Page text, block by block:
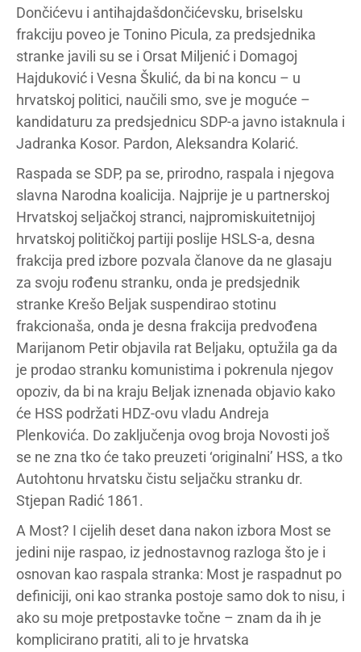
Dončićevu i antihajdašdončićevsku, briselsku
frakciju poveo je Tonino Picula, za predsjednika
stranke javili su se i Orsat Miljenić i Domagoj
Hajduković i Vesna Škulić, da bi na koncu – u
hrvatskoj politici, naučili smo, sve je moguće –
kandidaturu za predsjednicu SDP-a javno istaknula i
Jadranka Kosor. Pardon, Aleksandra Kolarić.
Raspada se SDP, pa se, prirodno, raspala i njegova
slavna Narodna koalicija. Najprije je u partnerskoj
Hrvatskoj seljačkoj stranci, najpromiskuitetnijoj
hrvatskoj političkoj partiji poslije HSLS-a, desna
frakcija pred izbore pozvala članove da ne glasaju
za svoju rođenu stranku, onda je predsjednik
stranke Krešo Beljak suspendirao stotinu
frakcionaša, onda je desna frakcija predvođena
Marijanom Petir objavila rat Beljaku, optužila ga da
je prodao stranku komunistima i pokrenula njegov
opoziv, da bi na kraju Beljak iznenada objavio kako
će HSS podržati HDZ-ovu vladu Andreja
Plenkovića. Do zaključenja ovog broja Novosti još
se ne zna tko će tako preuzeti ‘originalni’ HSS, a tko
Autohtonu hrvatsku čistu seljačku stranku dr.
Stjepan Radić 1861.
A Most? I cijelih deset dana nakon izbora Most se
jedini nije raspao, iz jednostavnog razloga što je i
osnovan kao raspala stranka: Most je raspadnut po
definiciji, oni kao stranka postoje samo dok to nisu, i
ako su moje pretpostavke točne – znam da ih je
komplicirano pratiti, ali to je hrvatska